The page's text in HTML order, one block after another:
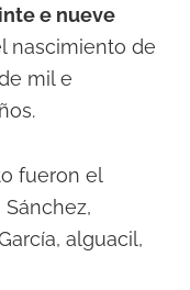
e nueve
nascimiento de
mil e
fueron el
alguacil,